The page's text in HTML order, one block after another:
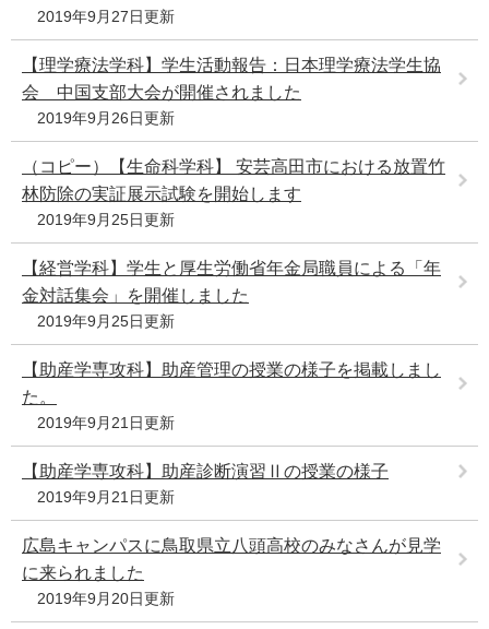
2019年9月27日更新
【理学療法学科】学生活動報告：日本理学療法学生協
会 中国支部大会が開催されました
2019年9月26日更新
（コピー）【生命科学科】 安芸高田市における放置竹
林防除の実証展示試験を開始します
2019年9月25日更新
【経営学科】学生と厚生労働省年金局職員による「年
金対話集会」を開催しました
2019年9月25日更新
【助産学専攻科】助産管理の授業の様子を掲載しまし
た。
2019年9月21日更新
【助産学専攻科】助産診断演習Ⅱの授業の様子
2019年9月21日更新
広島キャンパスに鳥取県立八頭高校のみなさんが見学
に来られました
2019年9月20日更新